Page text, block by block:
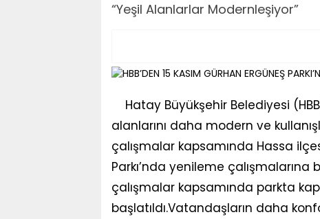
“Yeşil Alanlarlar Modernleşiyor”
Hatay Büyükşehir Belediyesi
alanlarını daha modern ve
çalışmalar kapsamında Hassa
Parkı’nda yenileme
çalışmalar kapsamında parkta
başlatıldı.Vatandaşların daha